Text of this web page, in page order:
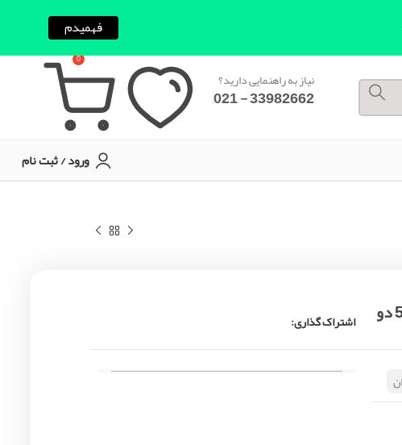
نیاز به راهنمایی دارید؟
33982662 - 021
0
ورود / ثبت نام
سینک ظرفشویی روکار اخوان مدل 511 دو اشتراک گذاری:
فهمیدم